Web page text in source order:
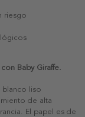
riesgo
Baby Giraffe.
blanco liso
de alta
El papel es de